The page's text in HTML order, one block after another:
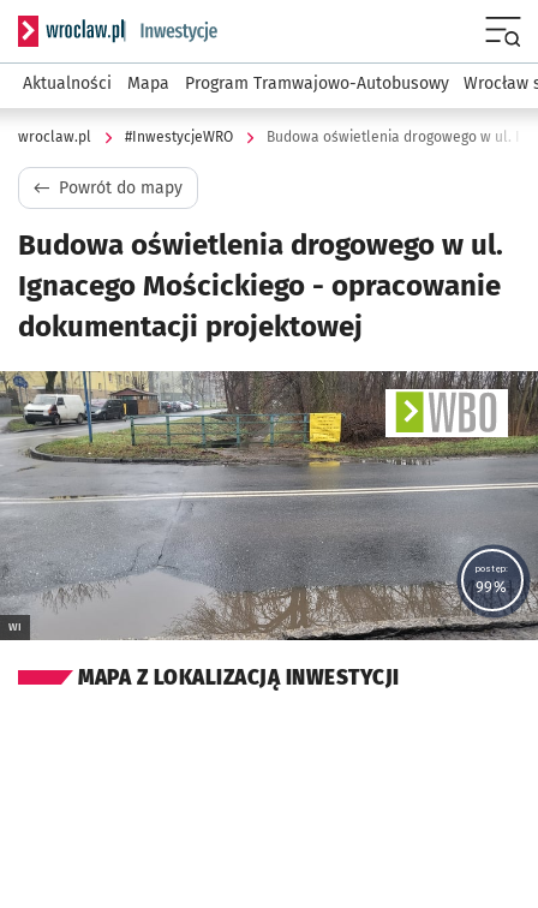
Serwis informacyjny wroclaw.pl podserwis:
Aktualności Mapa Program Tramwajowo-Autobusowy Wrocław
wroclaw.pl #InwestycjeWRO
Powrót do mapy
Budowa oświetlenia drogowego w ul.
Ignacego Mościckiego - opracowanie
dokumentacji projektowej
WI
postęp:
99%
MAPA Z LOKALIZACJĄ INWESTYCJI